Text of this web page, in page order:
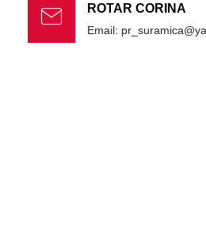
ROTAR CORINA
Email: